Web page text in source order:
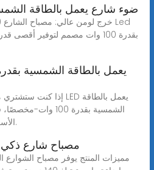
ضوء شارع يعمل بالطاقة الشمسية بقوة
بقدرة 100 وات مصمم لتوفير
الشمسية بقدرة
الأسعار وعرض الأسعار من مصنعنا.
مصباح شارع ذكي
مميزات المنتج يوفر مصباح